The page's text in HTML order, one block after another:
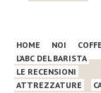
HOME NOI
L’ABC DEL BARISTA
LE RECENSIONI
ATTREZZATURE